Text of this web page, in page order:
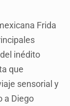
Frida
inédito
que
sensorial y
a Diego